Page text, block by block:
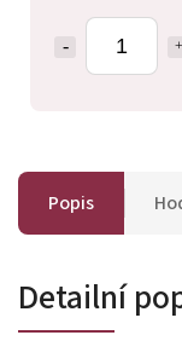
Popis
Detailní